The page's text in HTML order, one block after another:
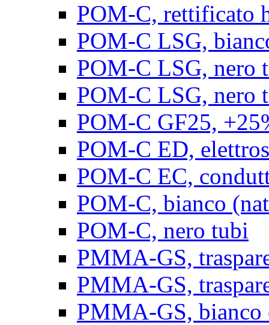
POM-C, rettificato
POM-C LSG,
POM-C LSG, nero
POM-C LSG, nero
POM-C GF25,
POM-C ED,
POM-C EC,
POM-C, bianco
POM-C, nero tubi
PMMA-GS,
PMMA-GS,
PMMA-GS, bianco